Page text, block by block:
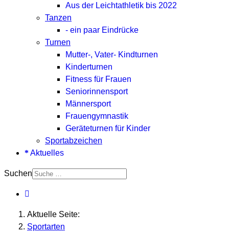
Aus der Leichtathletik bis 2022
Tanzen
- ein paar Eindrücke
Turnen
Mutter-, Vater- Kindturnen
Kinderturnen
Fitness für Frauen
Seniorinnensport
Männersport
Frauengymnastik
Geräteturnen für Kinder
Sportabzeichen
Aktuelles
Suchen
Aktuelle Seite:
Sportarten